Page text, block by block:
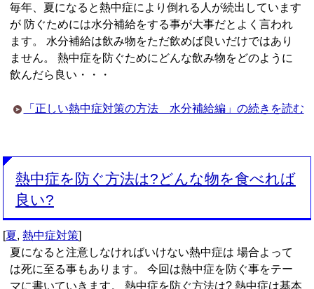
毎年、夏になると熱中症により倒れる人が続出しています
が 防ぐためには水分補給をする事が大事だとよく言われ
ます。 水分補給は飲み物をただ飲めば良いだけではあり
ません。 熱中症を防ぐためにどんな飲み物をどのように
飲んだら良い・・・
「正しい熱中症対策の方法 水分補給編」の続きを読む
熱中症を防ぐ方法は?どんな物を食べれば
良い?
[夏,熱中症対策]
夏になると注意しなければいけない熱中症は 場合よって
は死に至る事もあります。 今回は熱中症を防ぐ事をテー
マに書いていきます。 熱中症を防ぐ方法は? 熱中症は基本